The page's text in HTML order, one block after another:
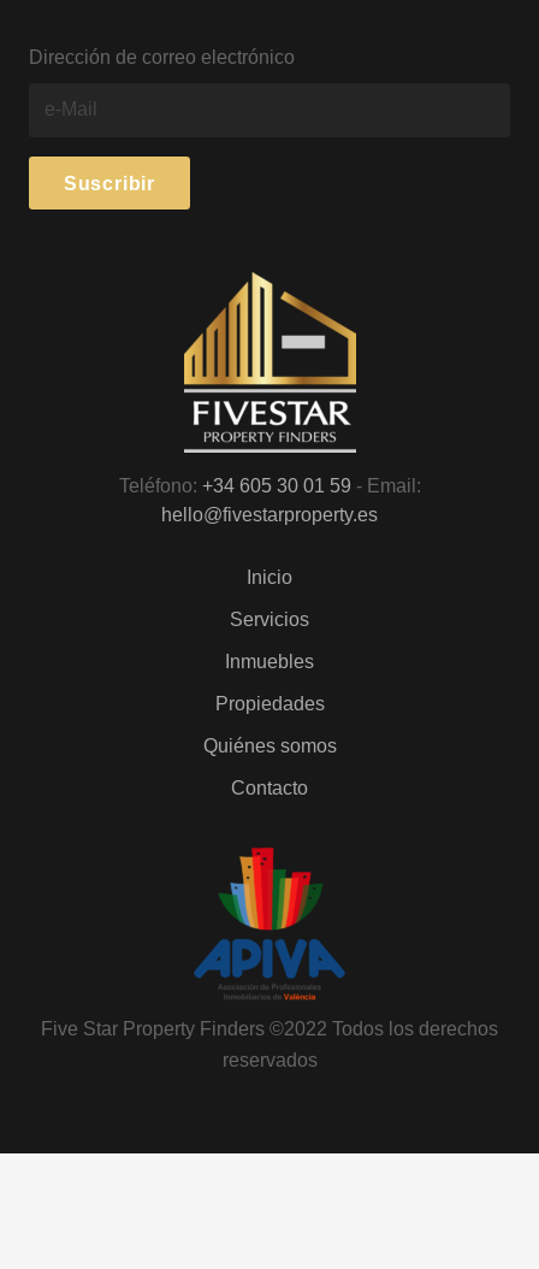
Dirección de correo electrónico
Teléfono: +34 605 30 01 59 - Email:
hello@fivestarproperty.es
Inicio
Servicios
Inmuebles
Propiedades
Quiénes somos
Contacto
Five Star Property Finders ©2022 Todos los derechos
reservados